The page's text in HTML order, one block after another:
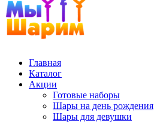
Главная
Каталог
Акции
Готовые наборы
Шары на день рождения
Шары для девушки